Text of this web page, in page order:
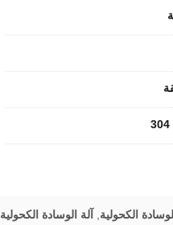
آلة الوسادة الكحولية 125 مم